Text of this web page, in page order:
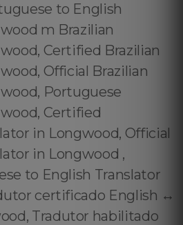
to English
m Brazilian
Certified Brazilian
Official Brazilian
Portuguese
Certified
in Longwood, Official
in Longwood ,
to English Translator
certificado English ↔️
Tradutor habilitado